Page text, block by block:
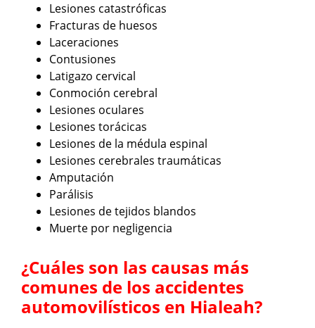
Lesiones catastróficas
Fracturas de huesos
Laceraciones
Contusiones
Latigazo cervical
Conmoción cerebral
Lesiones oculares
Lesiones torácicas
Lesiones de la médula espinal
Lesiones cerebrales traumáticas
Amputación
Parálisis
Lesiones de tejidos blandos
Muerte por negligencia
¿Cuáles son las causas más
comunes de los accidentes
automovilísticos en Hialeah?